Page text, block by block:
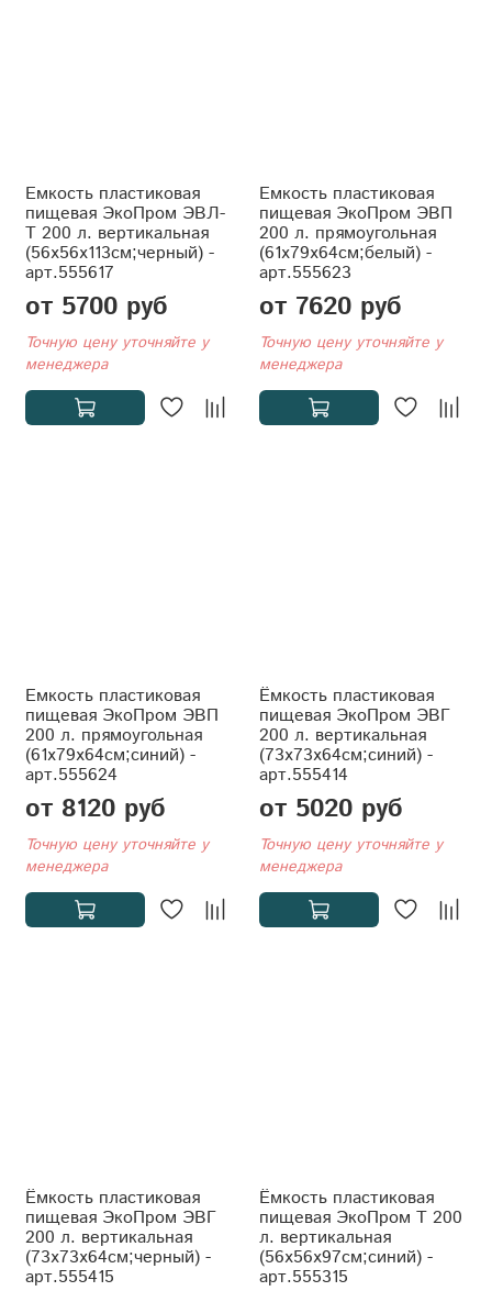
Емкость пластиковая
пищевая ЭкоПром ЭВЛ-
Т 200 л. вертикальная
(56x56x113см;черный) -
арт.555617
от 5700 руб
Точную цену уточняйте у
менеджера
Емкость пластиковая
пищевая ЭкоПром ЭВП
200 л. прямоугольная
(61x79x64см;белый) -
арт.555623
от 7620 руб
Точную цену уточняйте у
менеджера
Емкость пластиковая
пищевая ЭкоПром ЭВП
200 л. прямоугольная
(61x79x64см;синий) -
арт.555624
от 8120 руб
Точную цену уточняйте у
менеджера
Ёмкость пластиковая
пищевая ЭкоПром ЭВГ
200 л. вертикальная
(73x73x64см;синий) -
арт.555414
от 5020 руб
Точную цену уточняйте у
менеджера
Ёмкость пластиковая
пищевая ЭкоПром ЭВГ
200 л. вертикальная
(73x73x64см;черный) -
арт.555415
Ёмкость пластиковая
пищевая ЭкоПром T 200
л. вертикальная
(56x56x97см;синий) -
арт.555315